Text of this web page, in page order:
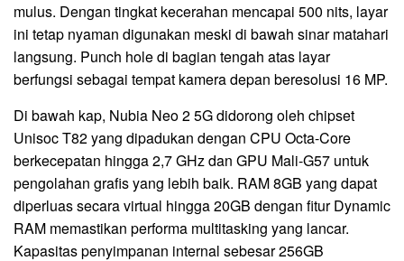
mulus. Dengan tingkat kecerahan mencapai 500 nits, layar
ini tetap nyaman digunakan meski di bawah sinar matahari
langsung. Punch hole di bagian tengah atas layar
berfungsi sebagai tempat kamera depan beresolusi 16 MP.
Di bawah kap, Nubia Neo 2 5G didorong oleh chipset
Unisoc T82 yang dipadukan dengan CPU Octa-Core
berkecepatan hingga 2,7 GHz dan GPU Mali-G57 untuk
pengolahan grafis yang lebih baik. RAM 8GB yang dapat
diperluas secara virtual hingga 20GB dengan fitur Dynamic
RAM memastikan performa multitasking yang lancar.
Kapasitas penyimpanan internal sebesar 256GB